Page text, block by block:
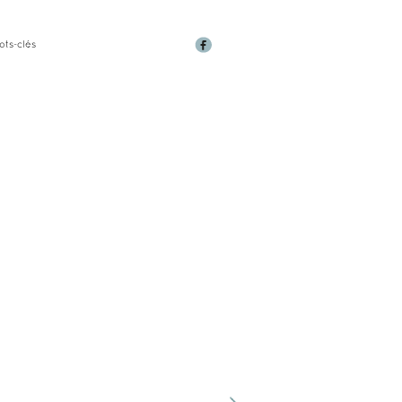
clés